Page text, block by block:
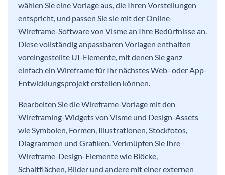
wählen Sie eine Vorlage aus, die Ihren Vorstellungen
entspricht, und passen Sie sie mit der Online-
Wireframe-Software von Visme an Ihre Bedürfnisse an.
Diese vollständig anpassbaren Vorlagen enthalten
voreingestellte UI-Elemente, mit denen Sie ganz
einfach ein Wireframe für Ihr nächstes Web- oder App-
Entwicklungsprojekt erstellen können.
Bearbeiten Sie die Wireframe-Vorlage mit den
Wireframing-Widgets von Visme und Design-Assets
wie Symbolen, Formen, Illustrationen, Stockfotos,
Diagrammen und Grafiken. Verknüpfen Sie Ihre
Wireframe-Design-Elemente wie Blöcke,
Schaltflächen, Bilder und andere mit einer externen